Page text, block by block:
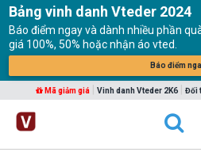
Bảng vinh danh Vteder 2024
Báo điểm ngay và dành nhiều phần
giá 100%, 50% hoặc nhận áo vted.
Báo điểm
Mã giảm giá Vinh danh Vteder 2K6 Đối